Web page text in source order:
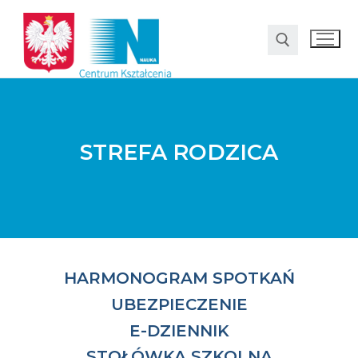
STREFA RODZICA
HARMONOGRAM SPOTKAŃ
UBEZPIECZENIE
E-DZIENNIK